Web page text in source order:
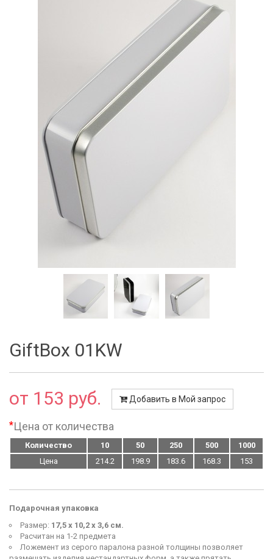
GiftBox 01KW
от 153 руб. Добавить в Мой запрос
*Цена от количества
Количество 10 50 250 500
1000
Цена
214.2 198.9 183.6 168.3 153
Подарочная упаковка
Размер: 17,5 х 10,2 х 3,6 см.
Расчитан на 1-2 предмета
Ложемент из серого паралона разной толщины позволяет